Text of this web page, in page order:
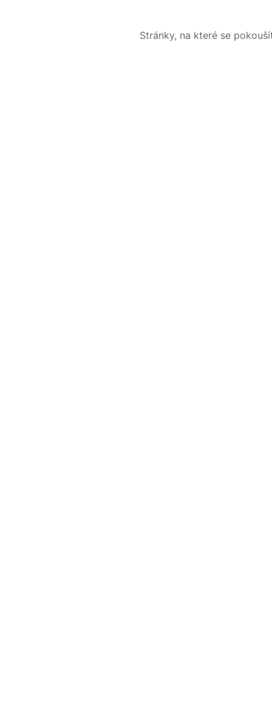
Stránky, na které se